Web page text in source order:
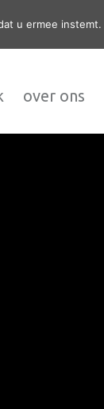
over ons
u ermee instemt.